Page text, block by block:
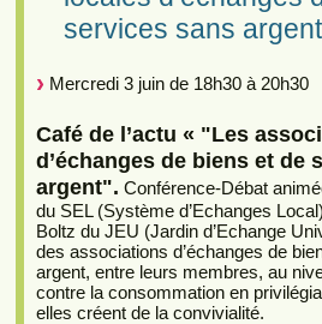
services sans
Mercredi 3 juin de 18h30 à 20h30
Café de l’actu « "Les
d’échanges de biens et de
argent". Conférence-Débat
du SEL (Système d’Echanges
Boltz du JEU (Jardin d’Echange
des associations d’échanges de
argent, entre leurs membres, au
contre la consommation en
elles créent de la convivialité.